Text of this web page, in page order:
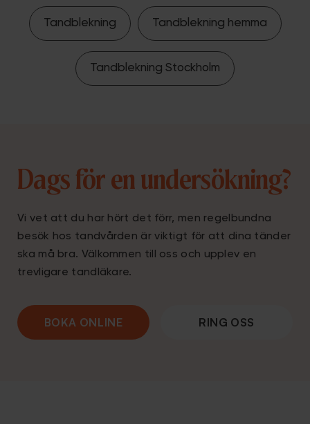
Tandblekning Tandblekning hemma
Tandblekning Stockholm
Dags för en undersökning?
Vi vet att du har hört det förr, men regelbundna
besök hos tandvården är viktigt för att dina tänder
ska må bra. Välkommen till oss och upplev en
trevligare tandläkare.
BOKA ONLINE RING OSS